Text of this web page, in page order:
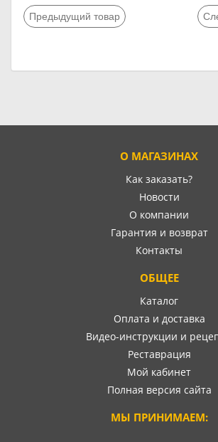
Предыдущий товар
О МАГАЗИНАХ
Как заказать?
Новости
О компании
Гарантия и возврат
Контакты
ОБЩЕЕ
Каталог
Оплата и доставка
Видео-инструкции и
Реставрация
Мой кабинет
Полная версия сайта
МЫ ПРИНИМАЕМ: